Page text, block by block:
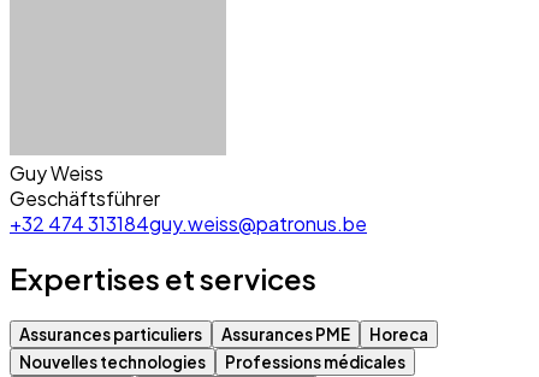
Guy Weiss
Geschäftsführer
+32 474 313184guy.weiss@patronus.be
Expertises et services
Assurances particuliers Assurances PME
Horeca
Nouvelles technologies
Professions médicales